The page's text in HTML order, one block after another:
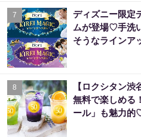
7
ディズニー限定
ムが登場♡手洗
そうなラインア
8
【ロクシタン
無料で楽しめる
ール」も魅力的